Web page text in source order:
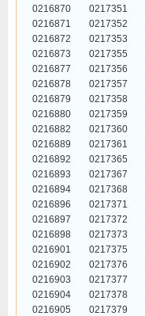
0216870
0217351
0216871
0217352
0216872
0217353
0216873
0217355
0216877
0217356
0216878
0217357
0216879
0217358
0216880
0217359
0216882
0217360
0216889
0217361
0216892
0217365
0216893
0217367
0216894
0217368
0216896
0217371
0216897
0217372
0216898
0217373
0216901
0217375
0216902
0217376
0216903
0217377
0216904
0217378
0216905
0217379